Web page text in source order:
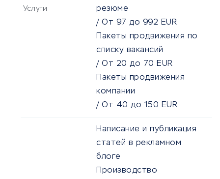
Услуги
резюме
/ От 97 до 992 EUR
Пакеты продвижения по
списку вакансий
/ От 20 до 70 EUR
Пакеты продвижения
компании
/ От 40 до 150 EUR
Написание и публикация
статей в рекламном
блоге
Производство